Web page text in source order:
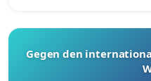
Gegen den